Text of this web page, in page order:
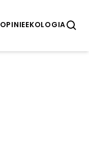
OPINIEEKOLOGIA